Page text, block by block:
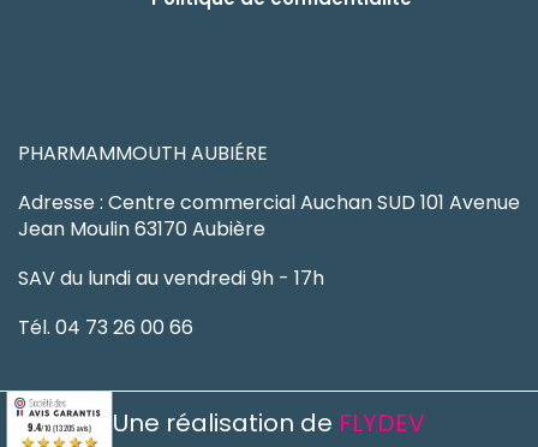
PHARMAMMOUTH AUBIÉRE
Adresse : Centre commercial Auchan SUD 101 Avenue
Jean Moulin 63170 Aubière
SAV du lundi au vendredi 9h - 17h
Tél. 04 73 26 00 66
Une réalisation de FLYDEV
9.4/10 (13205 avis)
★★★★★